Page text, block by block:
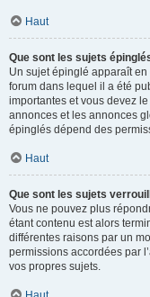
Haut
Que sont les sujets
Un sujet épinglé apparaît
forum dans lequel il a été
importantes et vous devez
annonces et les annonces
épinglés dépend des
Haut
Que sont les sujets
Vous ne pouvez plus
étant contenu est alors
différentes raisons par un
permissions accordées par
vos propres sujets.